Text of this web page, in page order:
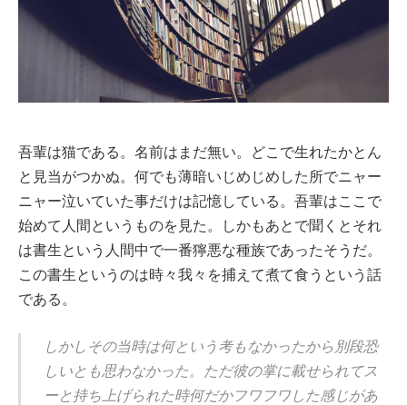
吾輩は猫である。名前はまだ無い。どこで生れたかとん
と見当がつかぬ。何でも薄暗いじめじめした所でニャー
ニャー泣いていた事だけは記憶している。吾輩はここで
始めて人間というものを見た。しかもあとで聞くとそれ
は書生という人間中で一番獰悪な種族であったそうだ。
この書生というのは時々我々を捕えて煮て食うという話
である。
しかしその当時は何という考もなかったから別段恐
しいとも思わなかった。ただ彼の掌に載せられてス
ーと持ち上げられた時何だかフワフワした感じがあ